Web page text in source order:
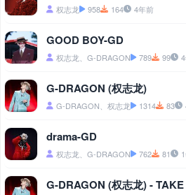
权志龙 958 164 4年前
GOOD BOY-GD
权志龙、G-DRAGON 789 99
G-DRAGON (权志龙)
G-DRAGON、权志龙 1314 83
drama-GD
权志龙、G-DRAGON 762 81
G-DRAGON (权志龙) -